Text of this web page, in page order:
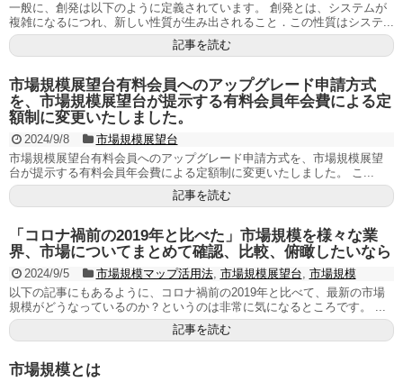
一般に、創発は以下のように定義されています。 創発とは、システムが
複雑になるにつれ、新しい性質が生み出されること．この性質はシステ...
記事を読む
市場規模展望台有料会員へのアップグレード申請方式
を、市場規模展望台が提示する有料会員年会費による定
額制に変更いたしました。
2024/9/8
市場規模展望台
市場規模展望台有料会員へのアップグレード申請方式を、市場規模展望
台が提示する有料会員年会費による定額制に変更いたしました。 こ...
記事を読む
「コロナ禍前の2019年と比べた」市場規模を様々な業
界、市場についてまとめて確認、比較、俯瞰したいなら
2024/9/5 市場規模マップ活用法, 市場規模展望台, 市場規模
以下の記事にもあるように、コロナ禍前の2019年と比べて、最新の市場
規模がどうなっているのか？というのは非常に気になるところです。 ...
記事を読む
市場規模とは